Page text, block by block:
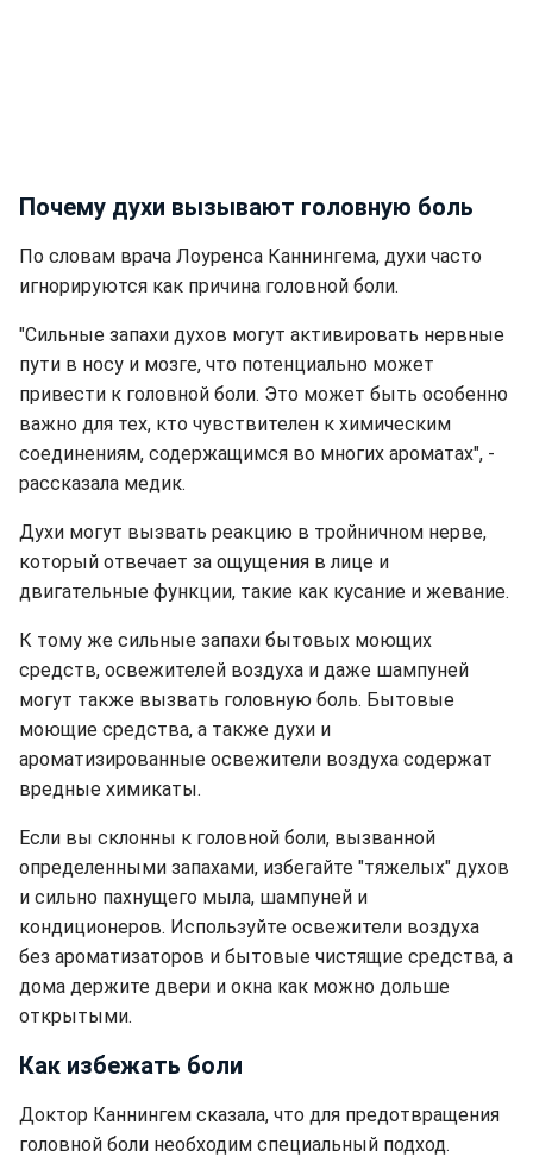
Почему духи вызывают головную боль
По словам врача Лоуренса Каннингема, духи часто
игнорируются как причина головной боли.
"Сильные запахи духов могут активировать нервные
пути в носу и мозге, что потенциально может
привести к головной боли. Это может быть особенно
важно для тех, кто чувствителен к химическим
соединениям, содержащимся во многих ароматах", -
рассказала медик.
Духи могут вызвать реакцию в тройничном нерве,
который отвечает за ощущения в лице и
двигательные функции, такие как кусание и жевание.
К тому же сильные запахи бытовых моющих
средств, освежителей воздуха и даже шампуней
могут также вызвать головную боль. Бытовые
моющие средства, а также духи и
ароматизированные освежители воздуха содержат
вредные химикаты.
Если вы склонны к головной боли, вызванной
определенными запахами, избегайте "тяжелых" духов
и сильно пахнущего мыла, шампуней и
кондиционеров. Используйте освежители воздуха
без ароматизаторов и бытовые чистящие средства, а
дома держите двери и окна как можно дольше
открытыми.
Как избежать боли
Доктор Каннингем сказала, что для предотвращения
головной боли необходим специальный подход.